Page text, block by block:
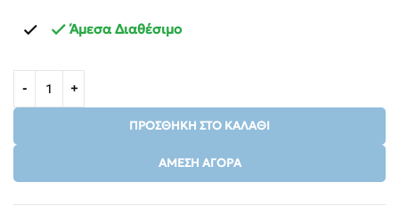
Άμεσα Διαθέσιμο
ΠΡΟΣΘΉΚΗ ΣΤΟ ΚΑΛΆΘΙ
ΆΜΕΣΗ ΑΓΟΡΆ